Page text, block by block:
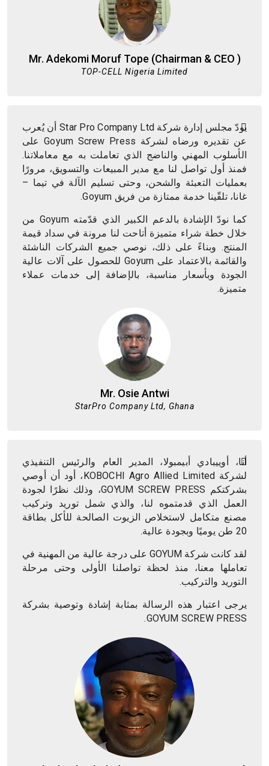
Mr. Adekomi Moruf Tope (Chairman & CEO )
TOP-CELL Nigeria Limited
يودّ مجلس إدارة شركة Star Pro Company Ltd أن يُعرب
عن تقديره ورضاه لشركة Goyum Screw Press على
الأسلوب المهني والناضج الذي تعاملت به مع معاملاتنا.
فمنذ أول تواصل لنا مع مدير المبيعات والتسويق، مرورًا
بعمليات التعبئة والشحن، وحتى تسليم الآلة في تيما –
غانا، تلقّينا خدمة ممتازة من فريق Goyum.
كما نودّ الإشادة بالدعم الكبير الذي قدّمته Goyum من
خلال خطة شراء متميزة أتاحت لنا مرونة في سداد قيمة
المنتج. وبناءً على ذلك، نوصي جميع الشركات الناشئة
والقائمة بالاعتماد على Goyum للحصول على آلات عالية
الجودة وبأسعار مناسبة، بالإضافة إلى خدمات عملاء
متميزة.
Mr. Osie Antwi
StarPro Company Ltd, Ghana
أنا، أوييبادي أبيمبولا، المدير العام والرئيس التنفيذي
لشركة KOBOCHI Agro Allied Limited، أود أن أوصي
بشركتكم GOYUM SCREW PRESS، وذلك نظرًا لجودة
العمل الذي قدمتموه لنا، والذي شمل توريد وتركيب
مصنع متكامل لاستخلاص الزيوت الصالحة للأكل بطاقة
20 طن يوميًا وبجودة عالية.
لقد كانت شركة GOYUM على درجة عالية من المهنية في
تعاملها معنا، منذ لحظة تواصلنا الأولى وحتى مرحلة
التوريد والتركيب.
يرجى اعتبار هذه الرسالة بمثابة إشادة وتوصية بشركة
GOYUM SCREW PRESS.